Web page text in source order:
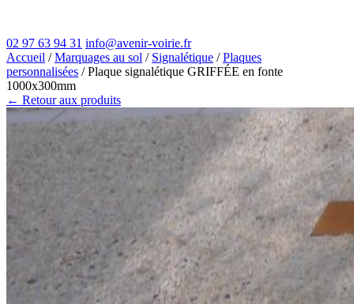
02 97 63 94 31 info@avenir-voirie.fr
Accueil /Marquages au sol / Signalétique /Plaques
personnalisées / Plaque signalétique GRIFFÉE en fonte
1000x300mm
← Retour aux produits